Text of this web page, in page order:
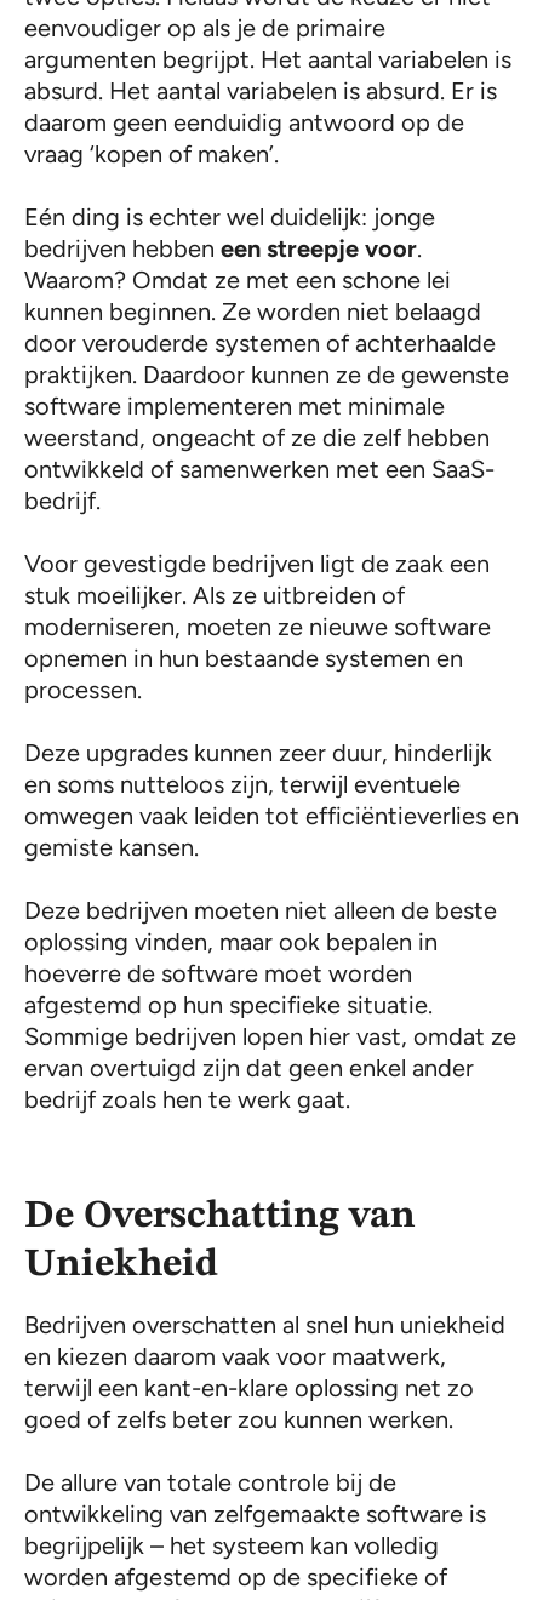
eenvoudiger op als je de primaire
argumenten begrijpt. Het aantal variabelen is
absurd. Het aantal variabelen is absurd. Er is
daarom geen eenduidig antwoord op de
vraag ‘kopen of maken’.
Eén ding is echter wel duidelijk: jonge
bedrijven hebben een streepje voor.
Waarom? Omdat ze met een schone lei
kunnen beginnen. Ze worden niet belaagd
door verouderde systemen of achterhaalde
praktijken. Daardoor kunnen ze de gewenste
software implementeren met minimale
weerstand, ongeacht of ze die zelf hebben
ontwikkeld of samenwerken met een SaaS-
bedrijf.
Voor gevestigde bedrijven ligt de zaak een
stuk moeilijker. Als ze uitbreiden of
moderniseren, moeten ze nieuwe software
opnemen in hun bestaande systemen en
processen.
Deze upgrades kunnen zeer duur, hinderlijk
en soms nutteloos zijn, terwijl eventuele
omwegen vaak leiden tot efficiëntieverlies en
gemiste kansen.
Deze bedrijven moeten niet alleen de beste
oplossing vinden, maar ook bepalen in
hoeverre de software moet worden
afgestemd op hun specifieke situatie.
Sommige bedrijven lopen hier vast, omdat ze
ervan overtuigd zijn dat geen enkel ander
bedrijf zoals hen te werk gaat.
De Overschatting van
Uniekheid
Bedrijven overschatten al snel hun uniekheid
en kiezen daarom vaak voor maatwerk,
terwijl een kant-en-klare oplossing net zo
goed of zelfs beter zou kunnen werken.
De allure van totale controle bij de
ontwikkeling van zelfgemaakte software is
begrijpelijk – het systeem kan volledig
worden afgestemd op de specifieke of